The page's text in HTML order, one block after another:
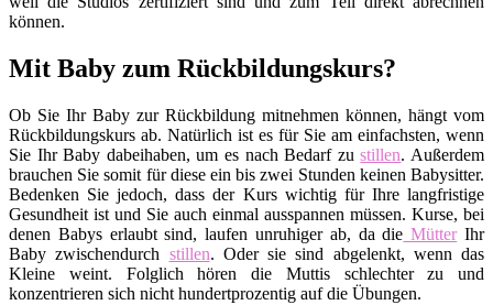
können.
Mit Baby zum Rückbildungskurs?
Ob Sie Ihr Baby zur Rückbildung mitnehmen können, hängt vom
Rückbildungskurs ab. Natürlich ist es für Sie am einfachsten, wenn
Sie Ihr Baby dabeihaben, um es nach Bedarf zustillen. Außerdem
brauchen Sie somit für diese ein bis zwei Stunden keinen Babysitter.
Bedenken Sie jedoch, dass der Kurs wichtig für Ihre langfristige
Gesundheit ist und Sie auch einmal ausspannen müssen. Kurse, bei
denen Babys erlaubt sind, laufen unruhiger ab, da die MütterIhr
Baby zwischendurch stillen. Oder sie sind abgelenkt, wenn das
Kleine weint. Folglich hören die Muttis schlechter zu und
konzentrieren sich nicht hundertprozentig auf die Übungen.